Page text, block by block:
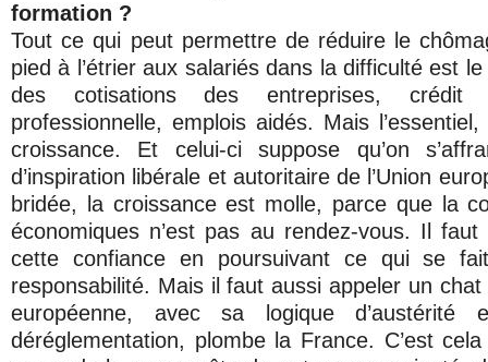
formation ?
Tout ce qui peut permettre de réduire le
pied à l’étrier aux salariés dans la difficulté est
des cotisations des entreprises, crédit
professionnelle, emplois aidés. Mais
croissance. Et celui-ci suppose qu’on
d’inspiration libérale et autoritaire de l’Union
bridée, la croissance est molle, parce que la
économiques n’est pas au rendez-vous. Il faut
cette confiance en poursuivant ce qui se
responsabilité. Mais il faut aussi appeler un
européenne, avec sa logique
déréglementation, plombe la France. C’est